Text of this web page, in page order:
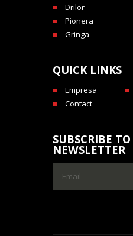
Drilor
Pionera
Gringa
QUICK LINKS
Empresa
Contact
SUBSCRIBE
NEWSLETTER